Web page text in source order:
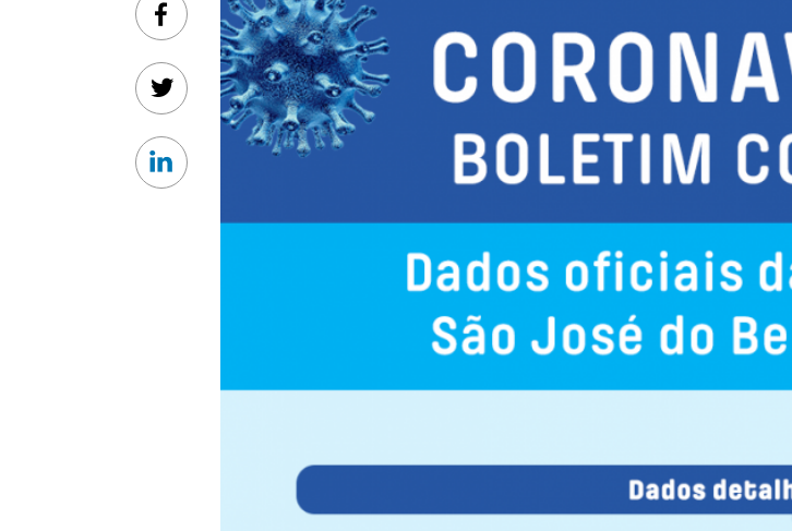
Facebook
Twitter
Linkedin